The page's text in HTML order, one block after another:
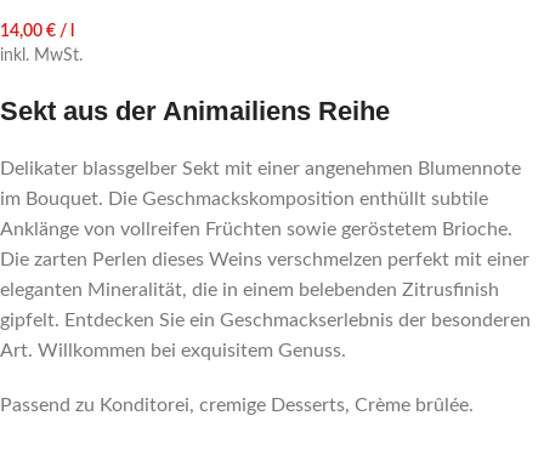
14,00 € /
inkl. MwSt.
Sekt aus der Animailiens Reihe
Delikater blassgelber Sekt mit einer angenehmen Blumennote
im Bouquet. Die Geschmackskomposition enthüllt subtile
Anklänge von vollreifen Früchten sowie geröstetem Brioche.
Die zarten Perlen dieses Weins verschmelzen perfekt mit einer
eleganten Mineralität, die in einem belebenden Zitrusfinish
gipfelt. Entdecken Sie ein Geschmackserlebnis der besonderen
Art. Willkommen bei exquisitem Genuss.
Passend zu Konditorei, cremige Desserts, Crème brûlée.